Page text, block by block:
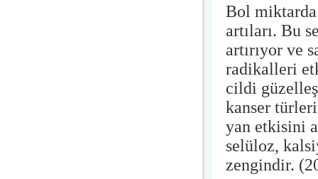
Bol
artıları. Bu
artırıyor ve
radikalleri
cildi
kanser
yan etkisini
selüloz,
zengindir.